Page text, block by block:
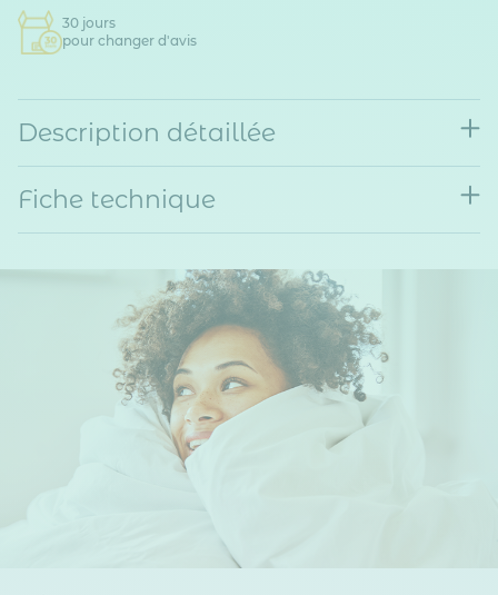
30 jours
pour changer d'avis
Description détaillée
Fiche technique